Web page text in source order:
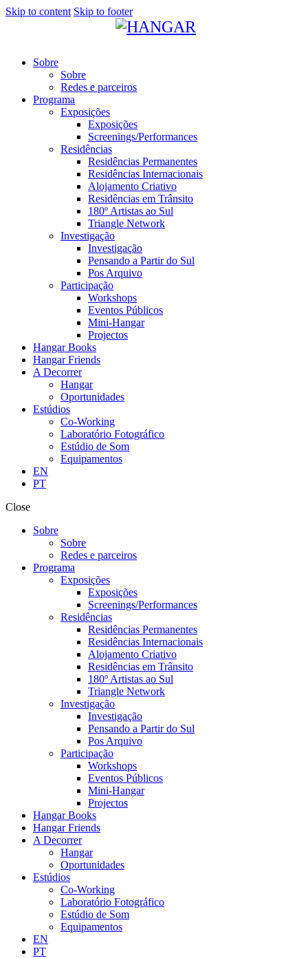
Skip to content Skip to footer
Sobre
Sobre
Redes e parceiros
Programa
Exposições
Exposições
Screenings/Performances
Residências
Residências Permanentes
Residências Internacionais
Alojamento Criativo
Residências em Trânsito
180º Artistas ao Sul
Triangle Network
Investigação
Investigação
Pensando a Partir do Sul
Pos Arquivo
Participação
Workshops
Eventos Públicos
Mini-Hangar
Projectos
Hangar Books
Hangar Friends
A Decorrer
Hangar
Oportunidades
Estúdios
Co-Working
Laboratório Fotográfico
Estúdio de Som
Equipamentos
EN
PT
Close
Sobre
Sobre
Redes e parceiros
Programa
Exposições
Exposições
Screenings/Performances
Residências
Residências Permanentes
Residências Internacionais
Alojamento Criativo
Residências em Trânsito
180º Artistas ao Sul
Triangle Network
Investigação
Investigação
Pensando a Partir do Sul
Pos Arquivo
Participação
Workshops
Eventos Públicos
Mini-Hangar
Projectos
Hangar Books
Hangar Friends
A Decorrer
Hangar
Oportunidades
Estúdios
Co-Working
Laboratório Fotográfico
Estúdio de Som
Equipamentos
EN
PT